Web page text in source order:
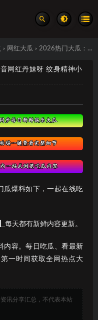
> 网红大瓜 > 2026热门大瓜：全网疯求系列之抖音网红丹妹呀 纹身精神小妹与榜一大哥的瓜 真实事件汇总
网红丹妹呀 纹身精神小
瓜爆料如下，一起在线吃
每天都有新鲜内容更新。
内容。每日吃瓜、看最新
一时间获取全网热点大
讯分享汇总，不代表本站